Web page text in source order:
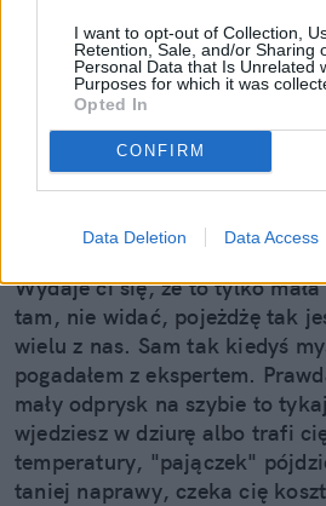
I want to opt-out of Collection,
Retention, Sale, and/or Sharing
Personal Data that Is Unrelated
Purposes for which it was
Opted In
CONFIRM
Data Deletion Data Access
Mały odprysk to wielki
uratować szybę (i
Wydaje ci się, że to tylko
tam, nie widać, pojeżdżę tak
wielu z nas. Sam tak kiedyś
pogadałem z ekspertem.
mały odprysk na szybie to
wjedziesz w dziurę albo trafi
temperatury, "pajączek"
taniej naprawy, czeka cię